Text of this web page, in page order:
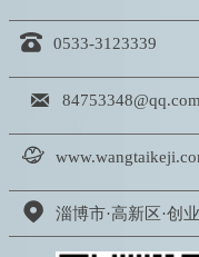
 0533-3123339
 84753348@qq.com

 淄博市·高新区·创